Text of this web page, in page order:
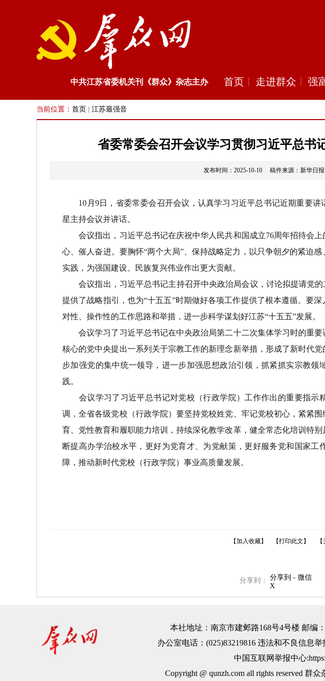
中共江苏省委机关刊《群众》杂志主办 首页 走进群众 强
当前位置： 首页 江苏最强音
省委常委会召开会议学习贯彻习近平总书
发布时间：2025-10-10 稿件来源：新华
10月9日，省委常委会召开会议，认真学习习近平总书记近期重要讲
星主持会议并讲话。
会议指出，习近平总书记在庆祝中华人民共和国成立76周年招待会上
心、催人奋进。要胸怀“两个大局”、保持战略定力，以只争朝夕的紧迫
实践，为强国建设、民族复兴伟业作出更大贡献。
会议指出，习近平总书记主持召开中央政治局会议，讨论拟提请党的
提供了战略指引，也为“十五五”时期做好各项工作提供了根本遵循。要
对性、操作性的工作思路和举措，进一步科学谋划好江苏“十五五”发展。
会议学习了习近平总书记在中央政治局第二十二次集体学习时的重要
核心的党中央提出一系列关于宗教工作的新理念新举措，形成了新时代
步加强党的集中统一领导，进一步加强思想政治引领，抓紧抓实宗教
践。
会议学习了习近平总书记对党校（行政学院）工作作出的重要指示
调，全省各级党校（行政学院）要坚持党校姓党、牢记党校初心，紧紧
育、党性教育和履职能力培训，持续深化教学改革，健全常态化培训特
断提高办学治校水平，更好为党育才、为党献策，更好服务党和国家
障，推动新时代党校（行政学院）事业高质量发展。
【加入收藏】 【打印此文】
分享到：
分享到 - 微信
X
本社地址：南京市建邺路168号4号楼 邮编
办公室电话：(025)83219816 违法和不良信息举
中国互联网举报中心
Copyright @ qunzh.com all rights reserved 群